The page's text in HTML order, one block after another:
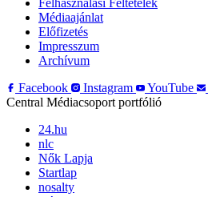
Felhasználási Feltételek
Médiaajánlat
Előfizetés
Impresszum
Archívum
Facebook
Instagram YouTube
Central Médiacsoport portfólió
24.hu
nlc
Nők Lapja
Startlap
nosalty